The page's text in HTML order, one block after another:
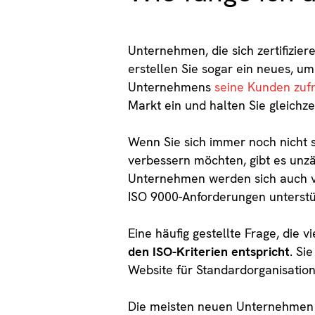
Unternehmen, die sich
erstellen Sie sogar ein neues,
Unternehmensseine Kunden
Markt ein und halten Sie
Wenn Sie sich immer noch nicht
verbessern möchten, gibt es
Unternehmen werden sich
ISO 9000-Anforderungen
Eine häufig gestellte Frage, die
den ISO-Kriterien entspricht.
Website für
Die meisten neuen